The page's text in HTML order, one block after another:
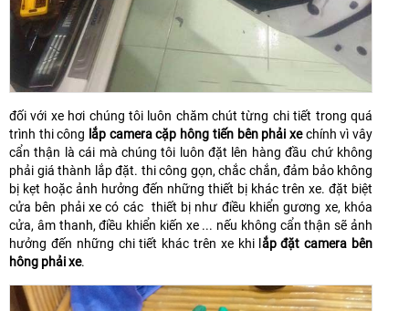
đối với xe hơi chúng tôi luôn chăm chút từng chi tiết trong quá
trình thi công lắp camera cặp hông tiến bên phải xechính vì vây
cẩn thận là cái mà chúng tôi luôn đặt lên hàng đầu chứ không
phải giá thành lắp đặt. thi công gọn, chắc chắn, đảm bảo không
bị kẹt hoặc ảnh hưởng đến những thiết bị khác trên xe. đặt biệt
cửa bên phải xe có các thiết bị như điều khiển gương xe, khóa
cửa, âm thanh, điều khiển kiến xe ... nếu không cẩn thận sẽ ảnh
hưởng đến những chi tiết khác trên xe khi l ắp đặt camera bên
hông phải xe.